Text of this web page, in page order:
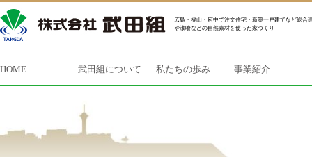
広島・福山・府中で注文住宅・新築一戸建てなど総合
や漆喰などの自然素材を使った家づくり
HOME 武田組について 私たちの歩み 事業紹介